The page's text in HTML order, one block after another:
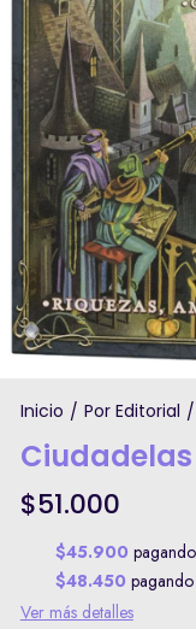
Inicio / Por Editorial /
$51.000
$45.900
$48.450
Ver más detalles